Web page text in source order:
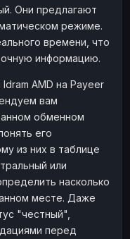
USD
Они предлагают
режиме.
времени, что
информацию.
AMD на Payeer
вам
обменном
его
из них в таблице
или
насколько
месте. Даже
"честный",
перед